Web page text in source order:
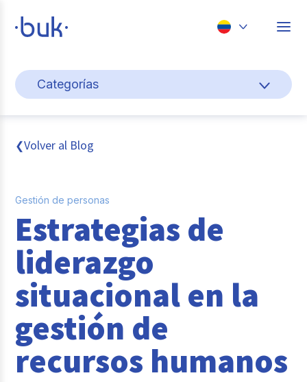
Perú
Categorías
Cultura y bienestar laboral
Gestión de personas
Pago de nómina
Buk
Transformación digital
Tendencias y Data
Reclutamiento y Selección
Casos de éxito
❮Volver al Blog
Gestión de personas
Estrategias de
liderazgo
situacional en la
gestión de
recursos humanos